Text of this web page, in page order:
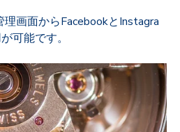
画面からFacebookとInstagra
可能です。